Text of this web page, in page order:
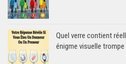
Quel verre contient
énigme visuelle